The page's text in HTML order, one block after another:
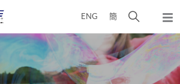
ENG 簡
開
搜
尋
彈
出
主
選